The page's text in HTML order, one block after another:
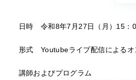
日時 令和8年7月27日（月）15：
形式 Youtubeライブ配信によるオ
講師およびプログラム